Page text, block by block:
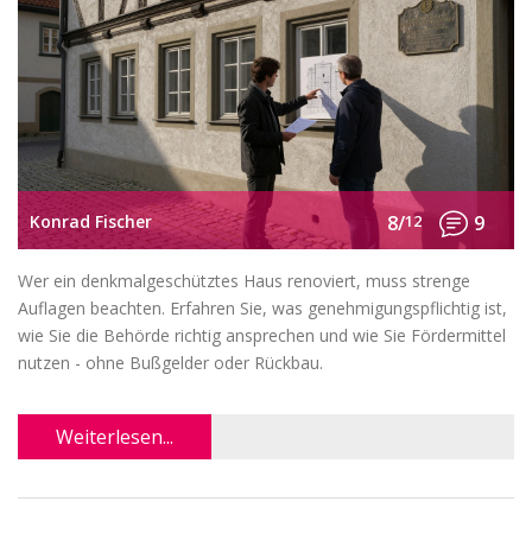
Konrad Fischer 8/12 9
Wer ein denkmalgeschütztes Haus renoviert, muss strenge
Auflagen beachten. Erfahren Sie, was genehmigungspflichtig ist,
wie Sie die Behörde richtig ansprechen und wie Sie Fördermittel
nutzen - ohne Bußgelder oder Rückbau.
Weiterlesen...